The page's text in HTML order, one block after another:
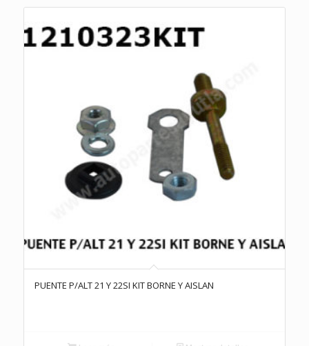
PUENTE P/ALT 21 Y 22SI KIT BORNE Y AISLAN